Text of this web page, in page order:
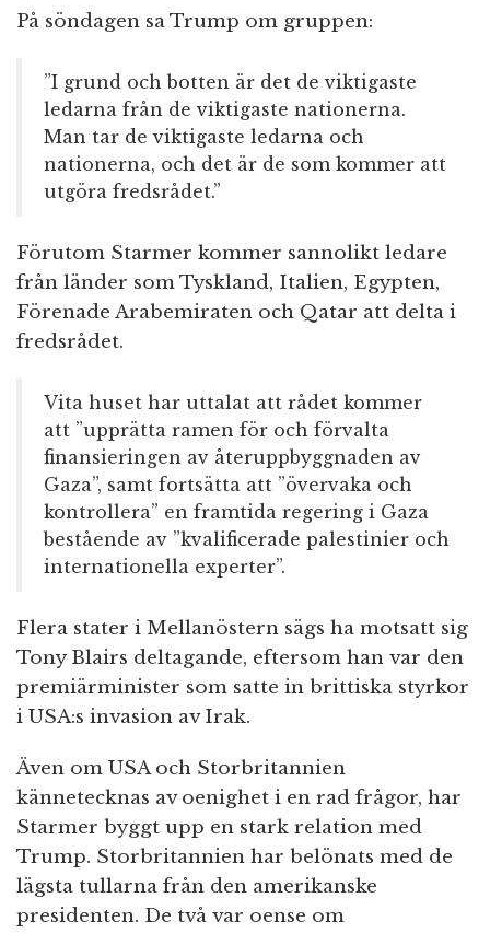
På söndagen sa Trump om gruppen:
”I grund och botten är det de viktigaste
ledarna från de viktigaste nationerna.
Man tar de viktigaste ledarna och
nationerna, och det är de som kommer att
utgöra fredsrådet.”
Förutom Starmer kommer sannolikt ledare
från länder som Tyskland, Italien, Egypten,
Förenade Arabemiraten och Qatar att delta i
fredsrådet.
Vita huset har uttalat att rådet kommer
att ”upprätta ramen för och förvalta
finansieringen av återuppbyggnaden av
Gaza”, samt fortsätta att ”övervaka och
kontrollera” en framtida regering i Gaza
bestående av ”kvalificerade palestinier och
internationella experter”.
Flera stater i Mellanöstern sägs ha motsatt sig
Tony Blairs deltagande, eftersom han var den
premiärminister som satte in brittiska styrkor
i USA:s invasion av Irak.
Även om USA och Storbritannien
kännetecknas av oenighet i en rad frågor, har
Starmer byggt upp en stark relation med
Trump. Storbritannien har belönats med de
lägsta tullarna från den amerikanske
presidenten. De två var oense om